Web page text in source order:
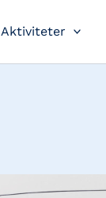
Aktiviteter